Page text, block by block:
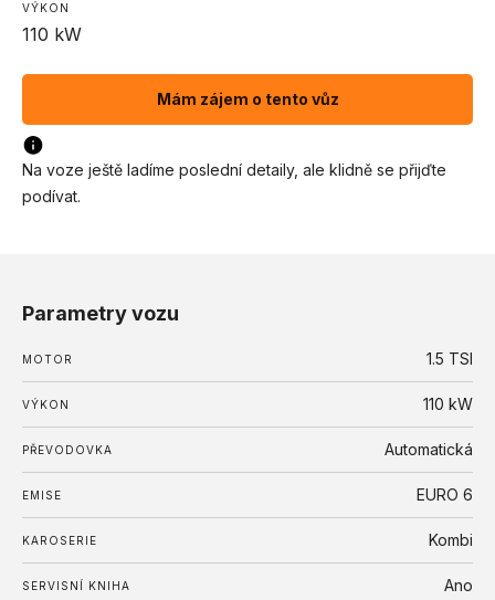
VÝKON
110 kW
Mám zájem o tento vůz
Na voze ještě ladíme poslední detaily, ale klidně se přijďte
podívat.
Parametry vozu
MOTOR 1.5 TSI
VÝKON 110 kW
PŘEVODOVKA Automatická
EMISE EURO 6
KAROSERIE Kombi
SERVISNÍ KNIHA Ano